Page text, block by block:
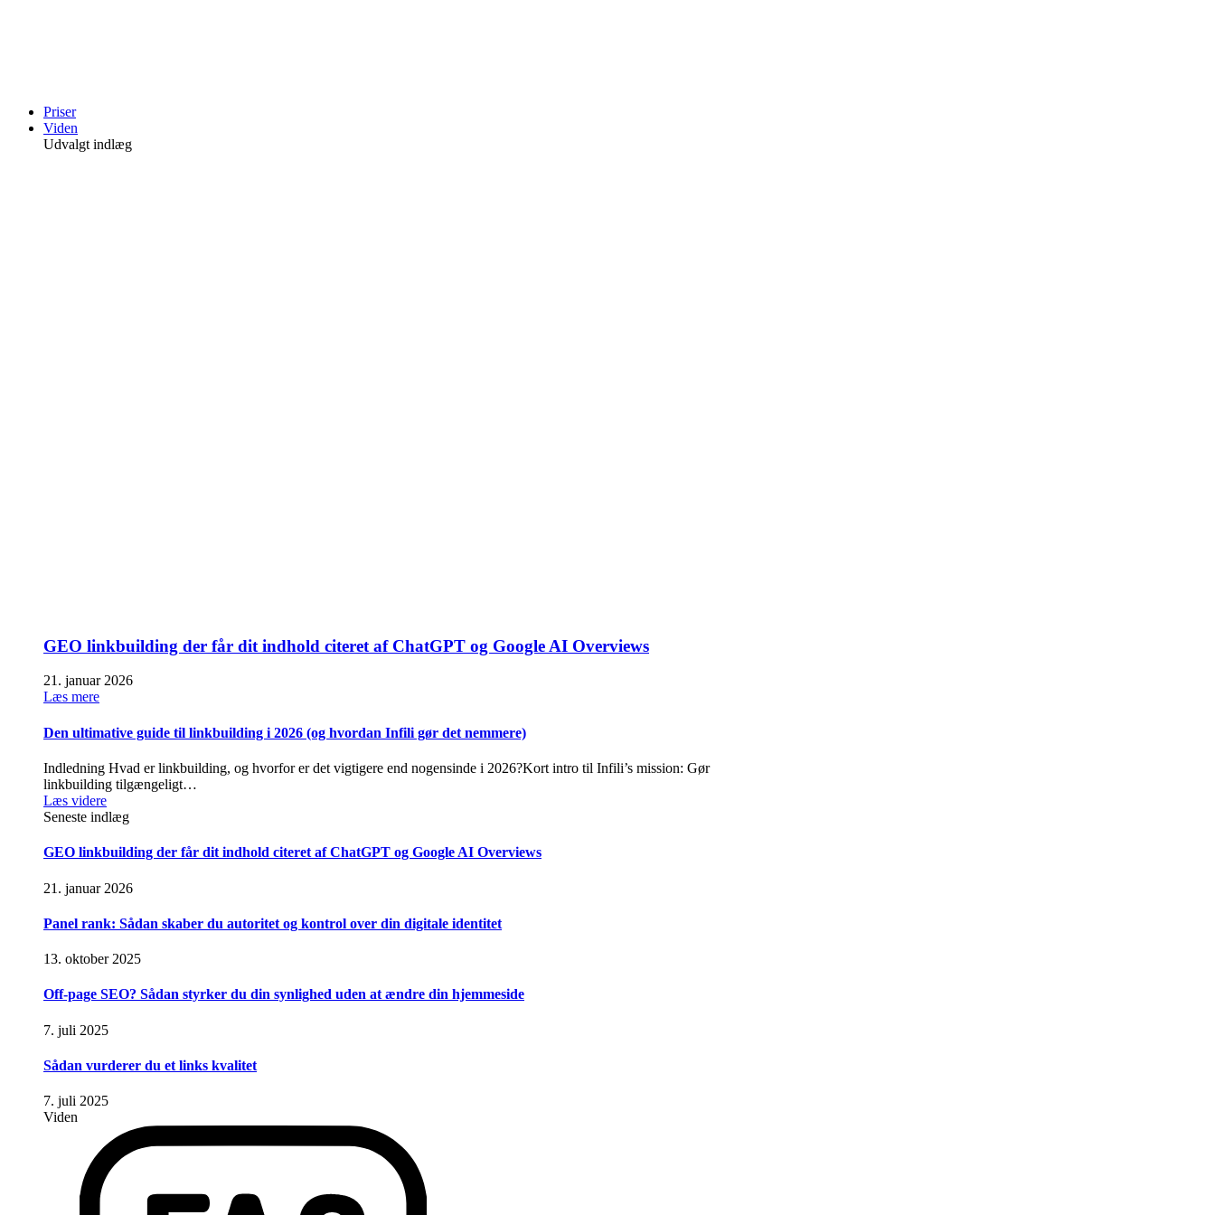
Priser
Viden
Udvalgt indlæg
GEO linkbuilding der får dit indhold citeret af ChatGPT og Google AI Overviews
21. januar 2026
Læs mere
Den ultimative guide til linkbuilding i 2026 (og hvordan Infili gør det nemmere)
Indledning Hvad er linkbuilding, og hvorfor er det vigtigere end nogensinde i 2026?Kort intro til Infili’s mission: Gør
linkbuilding tilgængeligt…
Læs videre
Seneste indlæg
GEO linkbuilding der får dit indhold citeret af ChatGPT og Google AI Overviews
21. januar 2026
Panel rank: Sådan skaber du autoritet og kontrol over din digitale identitet
13. oktober 2025
Off-page SEO? Sådan styrker du din synlighed uden at ændre din hjemmeside
7. juli 2025
Sådan vurderer du et links kvalitet
7. juli 2025
Viden